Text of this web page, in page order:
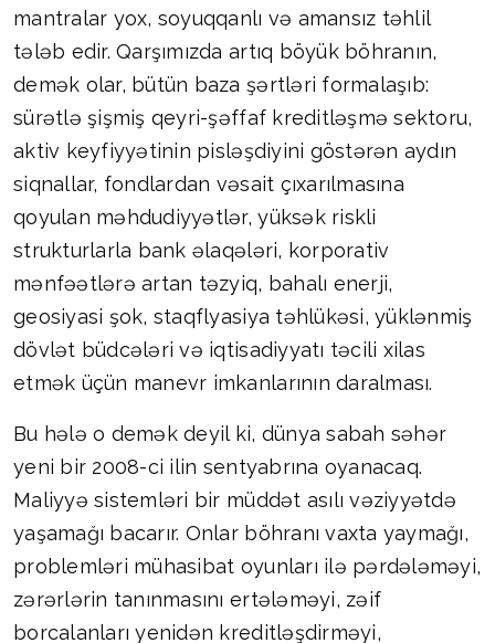
mantralar yox, soyuqqanlı və amansız təhlil
tələb edir. Qarşımızda artıq böyük böhranın,
demək olar, bütün baza şərtləri formalaşıb:
sürətlə şişmiş qeyri-şəffaf kreditləşmə sektoru,
aktiv keyfiyyətinin pisləşdiyini göstərən aydın
siqnallar, fondlardan vəsait çıxarılmasına
qoyulan məhdudiyyətlər, yüksək riskli
strukturlarla bank əlaqələri, korporativ
mənfəətlərə artan təzyiq, bahalı enerji,
geosiyasi şok, staqflyasiya təhlükəsi, yüklənmiş
dövlət büdcələri və iqtisadiyyatı təcili xilas
etmək üçün manevr imkanlarının daralması.
Bu hələ o demək deyil ki, dünya sabah səhər
yeni bir 2008-ci ilin sentyabrına oyanacaq.
Maliyyə sistemləri bir müddət asılı vəziyyətdə
yaşamağı bacarır. Onlar böhranı vaxta yaymağı,
problemləri mühasibat oyunları ilə pərdələməyi,
zərərlərin tanınmasını ertələməyi, zəif
borcalanları yenidən kreditləşdirməyi,